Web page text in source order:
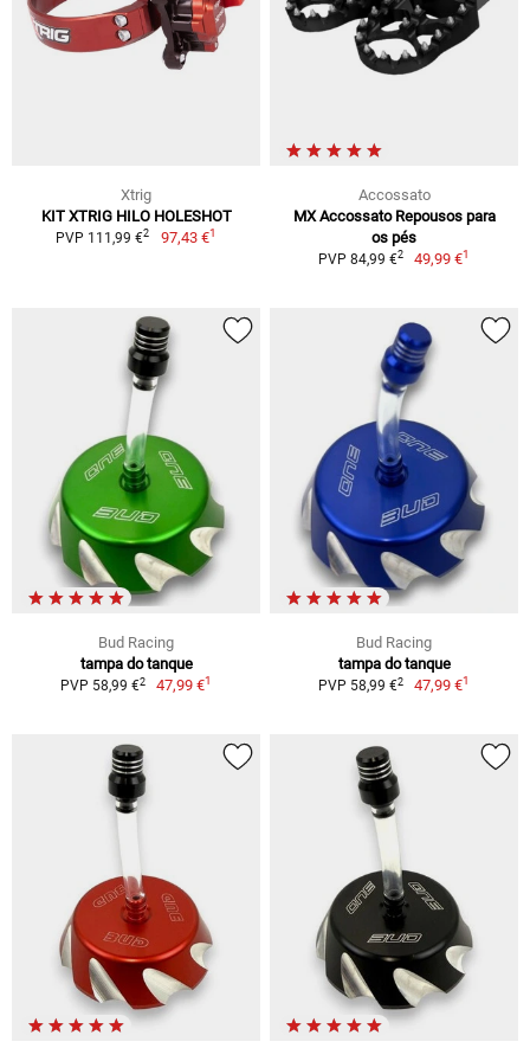
Xtrig
KIT XTRIG HILO HOLESHOT
PVP 111,99 €2 97,43 €1
Accossato
MX Accossato Repousos para
os pés
PVP 84,99 €2 49,99 €1
Bud Racing
tampa do tanque
PVP 58,99 €2 47,99 €1
Bud Racing
tampa do tanque
PVP 58,99 €2 47,99 €1